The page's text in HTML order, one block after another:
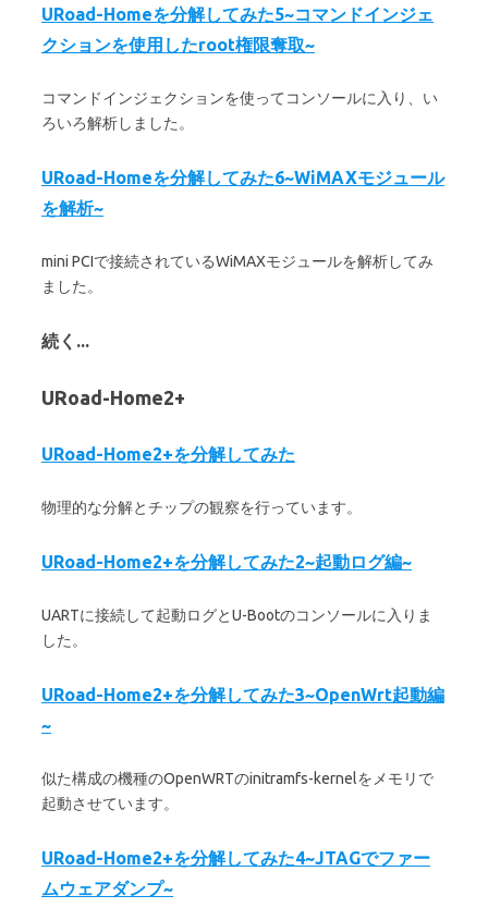
URoad-Homeを分解してみた5~コマンドインジェ
クションを使用したroot権限奪取~
コマンドインジェクションを使ってコンソールに入り、い
ろいろ解析しました。
URoad-Homeを分解してみた6~WiMAXモジュール
を解析~
mini PCIで接続されているWiMAXモジュールを解析してみ
ました。
続く...
URoad-Home2+
URoad-Home2+を分解してみた
物理的な分解とチップの観察を行っています。
URoad-Home2+を分解してみた2~起動ログ編~
UARTに接続して起動ログとU-Bootのコンソールに入りま
した。
URoad-Home2+を分解してみた3~OpenWrt起動編
~
似た構成の機種のOpenWRTのinitramfs-kernelをメモリで
起動させています。
URoad-Home2+を分解してみた4~JTAGでファー
ムウェアダンプ~